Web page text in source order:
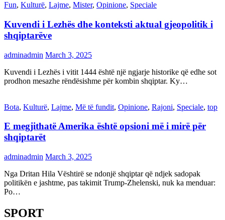
Fun, Kulturë, Lajme, Mister, Opinione, Speciale
Kuvendi i Lezhës dhe konteksti aktual gjeopolitik i
shqiptarëve
adminadmin March 3, 2025
Kuvendi i Lezhës i vitit 1444 është një ngjarje historike që edhe sot
prodhon mesazhe rëndësishme për kombin shqiptar. Ky…
Bota, Kulturë, Lajme, Më të fundit, Opinione, Rajoni, Speciale, top
E megjithatë Amerika është opsioni më i mirë për
shqiptarët
adminadmin March 3, 2025
Nga Dritan Hila Vështirë se ndonjë shqiptar që ndjek sadopak
politikën e jashtme, pas takimit Trump-Zhelenski, nuk ka menduar:
Po…
SPORT